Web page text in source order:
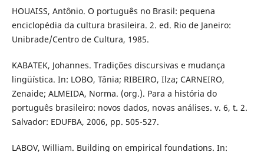
HOUAISS, Antônio. O português no Brasil: pequena
enciclopédia da cultura brasileira. 2. ed. Rio de Janeiro:
Unibrade/Centro de Cultura, 1985.
KABATEK, Johannes. Tradições discursivas e mudança
lingüística. In: LOBO, Tânia; RIBEIRO, Ilza; CARNEIRO,
Zenaide; ALMEIDA, Norma. (org.). Para a história do
português brasileiro: novos dados, novas análises. v. 6, t. 2.
Salvador: EDUFBA, 2006, pp. 505-527.
LABOV, William. Building on empirical foundations. In: